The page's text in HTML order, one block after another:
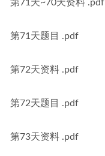
第71天~70天资料 .pdf
第71天题目 .pdf
第72天资料 .pdf
第72天题目 .pdf
第73天资料 .pdf